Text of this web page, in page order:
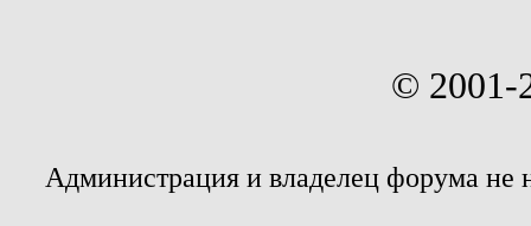
© 2001-
Администрация и владелец форума не